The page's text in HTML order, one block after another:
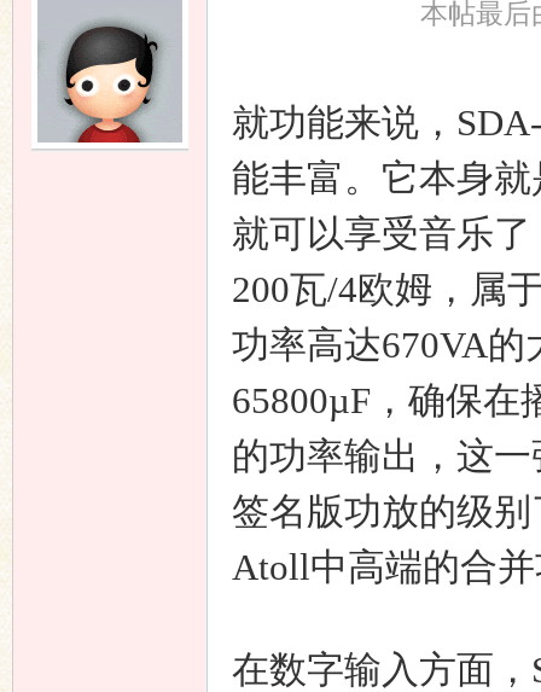
本帖最后
就功能来说，
能丰富。它本身
就可以享受音乐
200瓦/4欧姆，属
功率高达670VA
65800µF，确保
的功率输出，这
签名版功放的级
Atoll中高端的合
在数字输入方面，